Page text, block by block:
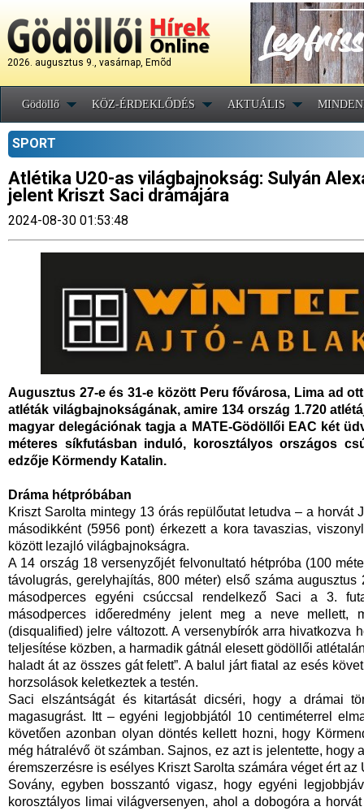
2026. augusztus 9., vasárnap, Emõd
Gödöllő KÖZ-ÉRDEKLŐDÉS AKTUÁLIS
SPORT
Atlétika U20-as világbajnokság: Sulyán
jelent Kriszt Saci drámájára
2024-08-30 01:53:48
Augusztus 27-e és 31-e között Peru fővárosa, Lima ad
atléták világbajnokságának, amire 134 ország 1.720
magyar delegációnak tagja a MATE-Gödöllői EAC két
méteres síkfutásban induló, korosztályos országos
edzője Körmendy Katalin.
Dráma hétpróbában
Kriszt Sarolta mintegy 13 órás repülőutat letudva – a horvát
másodikként (5956 pont) érkezett a kora tavaszias,
között lezajló világbajnokságra.
A 14 ország 18 versenyzőjét felvonultató hétpróba (100
távolugrás, gerelyhajítás, 800 méter) első száma
másodperces egyéni csúccsal rendelkező Saci a 3.
másodperces időeredmény jelent meg a neve mellett,
(disqualified) jelre változott. A versenybírók arra hivatkozva
teljesítése közben, a harmadik gátnál elesett gödöllői
haladt át az összes gát felett”. A balul járt fiatal az esés
horzsolások keletkeztek a testén.
Saci elszántságát és kitartását dicséri, hogy a drámai
magasugrást. Itt – egyéni legjobbjától 10 centiméterrel
követően azonban olyan döntés kellett hozni, hogy
még hátralévő öt számban. Sajnos, ez azt is jelentette,
éremszerzésre is esélyes Kriszt Sarolta számára véget ért
Sovány, egyben bosszantó vigasz, hogy egyéni
korosztályos limai világversenyen, ahol a dobogóra a